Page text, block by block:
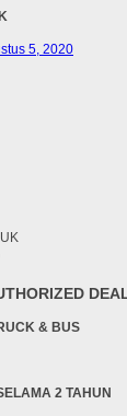
5, 2020
& BUS
2 TAHUN